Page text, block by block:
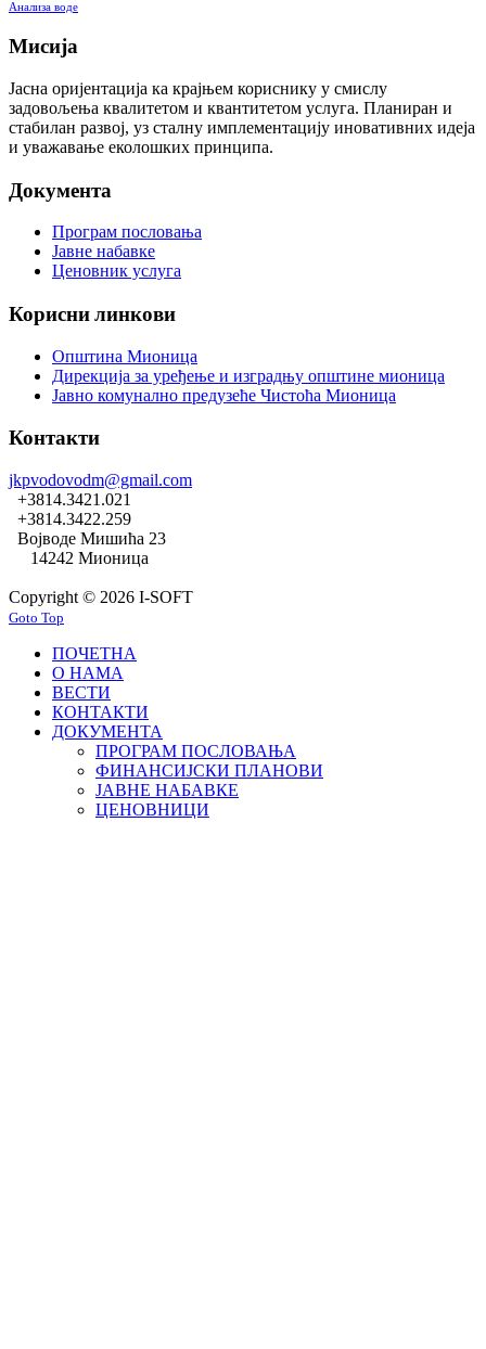
Анализа воде
Мисија
Јасна оријентација ка крајњем кориснику у смислу
задовољења квалитетом и квантитетом услуга. Планиран и
стабилан развој, уз сталну имплементацију иновативних идеја
и уважавање еколошких принципа.
Документа
Програм пословања
Јавне набавке
Ценовник услуга
Корисни линкови
Општина Мионица
Дирекција за уређење и изградњу општине мионица
Јавно комунално предузеће Чистоћа Мионица
Контакти
jkpvodovodm@gmail.com
+3814.3421.021
+3814.3422.259
Војводе Мишића 23
14242 Мионица
Copyright © 2026 I-SOFT
Goto Top
ПОЧЕТНА
О НАМА
ВЕСТИ
КОНТАКТИ
ДОКУМЕНТА
ПРОГРАМ ПОСЛОВАЊА
ФИНАНСИЈСКИ ПЛАНОВИ
ЈАВНЕ НАБАВКЕ
ЦЕНОВНИЦИ